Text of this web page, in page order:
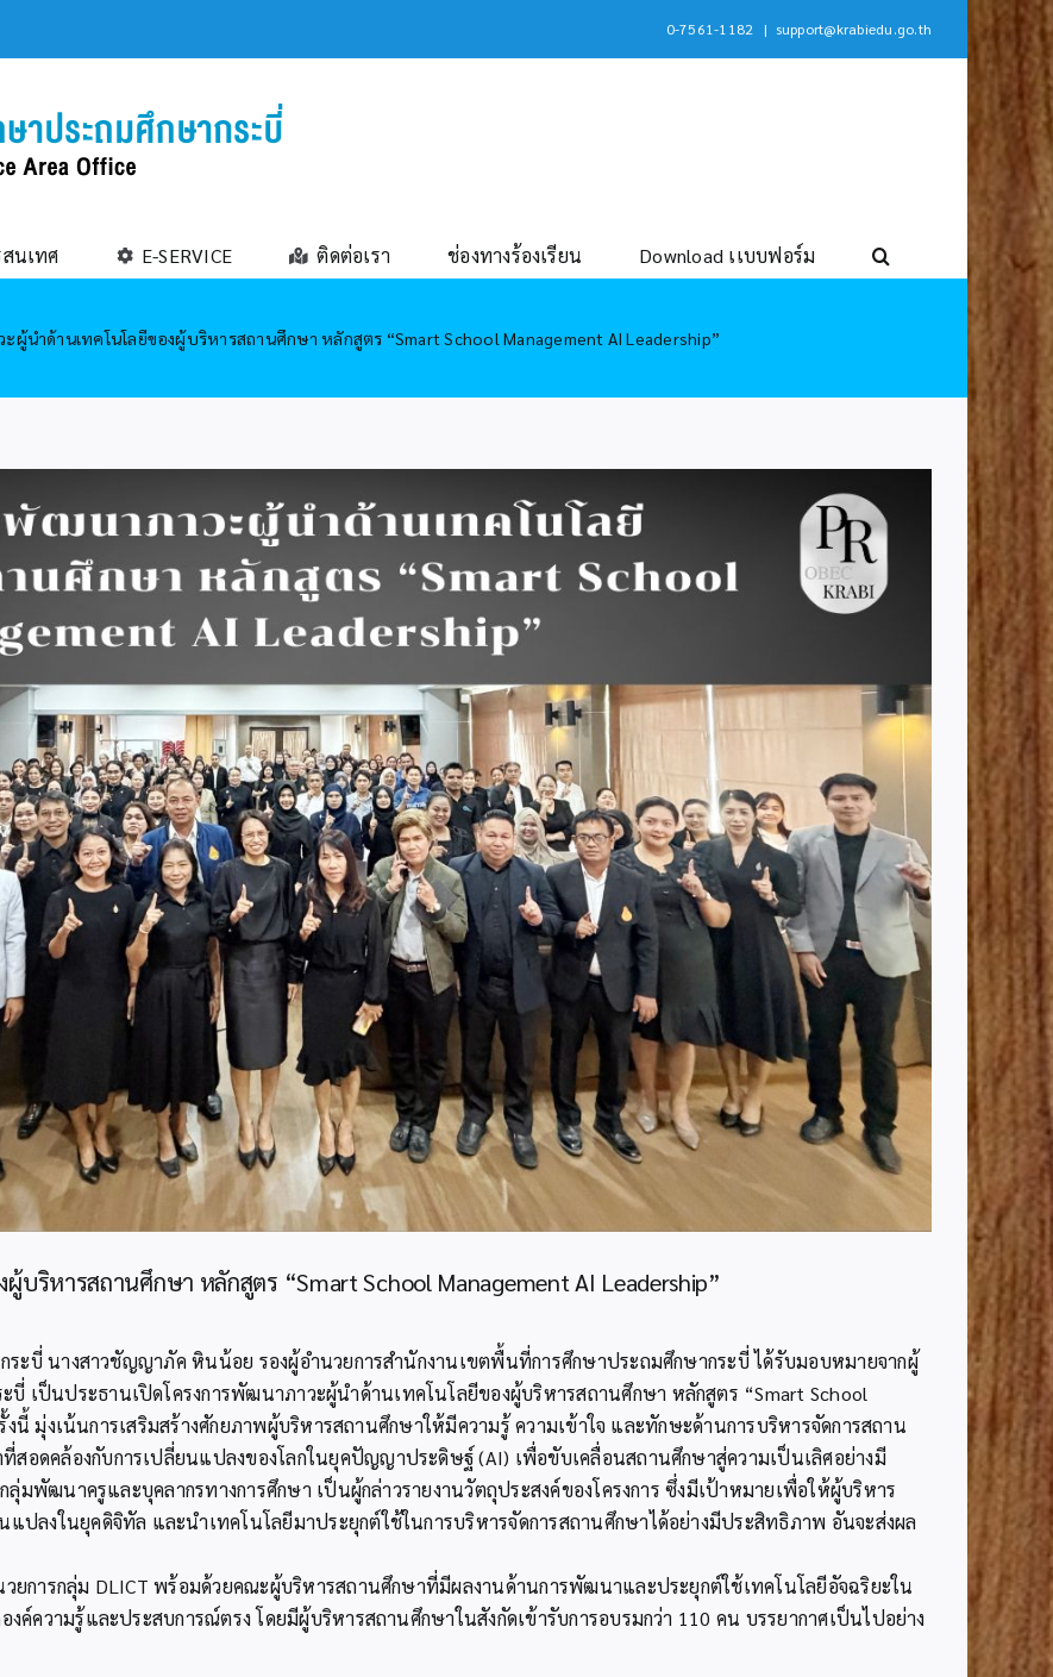
0-7561-1182 | support@krabiedu.go.th
สนเทศ E-SERVICE ติดต่อเรา ช่องทางร้องเรียน Download เเบบฟอร์ม
นำด้านเทคโนโลยีของผู้บริหารสถานศึกษา หลักสูตร “Smart School Management AI Leadership”
ริหารสถานศึกษา หลักสูตร “Smart School Management AI Leadership”
ะบี่ นางสาวชัญญาภัค หินน้อย รองผู้อำนวยการสำนักงานเขตพื้นที่การศึกษาประถมศึกษากระบี่ ได้รับมอบหมายจากผู้
เป็นประธานเปิดโครงการพัฒนาภาวะผู้นำด้านเทคโนโลยีของผู้บริหารสถานศึกษา หลักสูตร “Smart School
งนี้ มุ่งเน้นการเสริมสร้างศักยภาพผู้บริหารสถานศึกษาให้มีความรู้ ความเข้าใจ และทักษะด้านการบริหารจัดการสถาน
อดคล้องกับการเปลี่ยนแปลงของโลกในยุคปัญญาประดิษฐ์ (AI) เพื่อขับเคลื่อนสถานศึกษาสู่ความเป็นเลิศอย่างมี
มพัฒนาครูและบุคลากรทางการศึกษา เป็นผู้กล่าวรายงานวัตถุประสงค์ของโครงการ ซึ่งมีเป้าหมายเพื่อให้ผู้บริหาร
ปลงในยุคดิจิทัล และนำเทคโนโลยีมาประยุกต์ใช้ในการบริหารจัดการสถานศึกษาได้อย่างมีประสิทธิภาพ อันจะส่งผล
ยการกลุ่ม DLICT พร้อมด้วยคณะผู้บริหารสถานศึกษาที่มีผลงานด้านการพัฒนาและประยุกต์ใช้เทคโนโลยีอัจฉริยะใน
ค์ความรู้และประสบการณ์ตรง โดยมีผู้บริหารสถานศึกษาในสังกัดเข้ารับการอบรมกว่า 110 คน บรรยากาศเป็นไปอย่าง